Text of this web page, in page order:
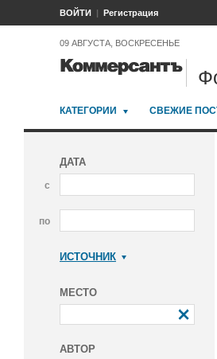
ВОЙТИ Регистрация
09 АВГУСТА, ВОСКРЕСЕНЬЕ
КАТЕГОРИИ СВЕЖИЕ
ДАТА
с
по
ИСТОЧНИК
МЕСТО
АВТОР